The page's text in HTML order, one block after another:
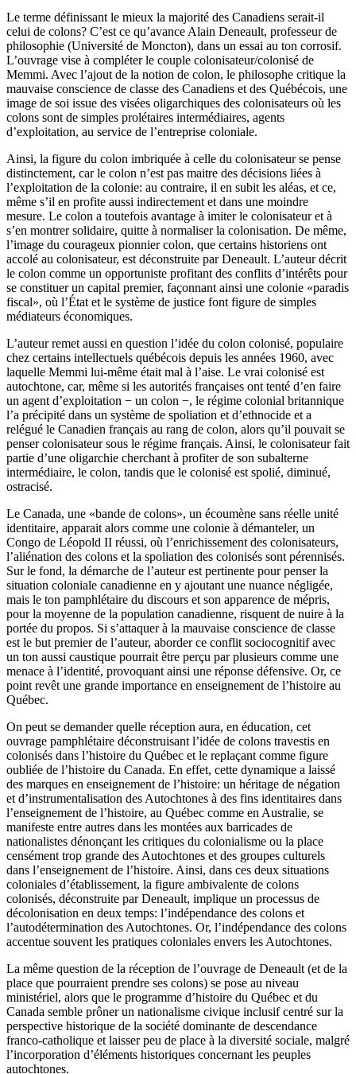
Le terme définissant le mieux la majorité des Canadiens serait-il
celui de colons? C’est ce qu’avance Alain Deneault, professeur de
philosophie (Université de Moncton), dans un essai au ton corrosif.
L’ouvrage vise à compléter le couple colonisateur/colonisé de
Memmi. Avec l’ajout de la notion de colon, le philosophe critique la
mauvaise conscience de classe des Canadiens et des Québécois, une
image de soi issue des visées oligarchiques des colonisateurs où les
colons sont de simples prolétaires intermédiaires, agents
d’exploitation, au service de l’entreprise coloniale.
Ainsi, la figure du colon imbriquée à celle du colonisateur se pense
distinctement, car le colon n’est pas maitre des décisions liées à
l’exploitation de la colonie: au contraire, il en subit les aléas, et ce,
même s’il en profite aussi indirectement et dans une moindre
mesure. Le colon a toutefois avantage à imiter le colonisateur et à
s’en montrer solidaire, quitte à normaliser la colonisation. De même,
l’image du courageux pionnier colon, que certains historiens ont
accolé au colonisateur, est déconstruite par Deneault. L’auteur décrit
le colon comme un opportuniste profitant des conflits d’intérêts pour
se constituer un capital premier, façonnant ainsi une colonie «paradis
fiscal», où l’État et le système de justice font figure de simples
médiateurs économiques.
L’auteur remet aussi en question l’idée du colon colonisé, populaire
chez certains intellectuels québécois depuis les années 1960, avec
laquelle Memmi lui-même était mal à l’aise. Le vrai colonisé est
autochtone, car, même si les autorités françaises ont tenté d’en faire
un agent d’exploitation − un colon −, le régime colonial britannique
l’a précipité dans un système de spoliation et d’ethnocide et a
relégué le Canadien français au rang de colon, alors qu’il pouvait se
penser colonisateur sous le régime français. Ainsi, le colonisateur fait
partie d’une oligarchie cherchant à profiter de son subalterne
intermédiaire, le colon, tandis que le colonisé est spolié, diminué,
ostracisé.
Le Canada, une «bande de colons», un écoumène sans réelle unité
identitaire, apparait alors comme une colonie à démanteler, un
Congo de Léopold II réussi, où l’enrichissement des colonisateurs,
l’aliénation des colons et la spoliation des colonisés sont pérennisés.
Sur le fond, la démarche de l’auteur est pertinente pour penser la
situation coloniale canadienne en y ajoutant une nuance négligée,
mais le ton pamphlétaire du discours et son apparence de mépris,
pour la moyenne de la population canadienne, risquent de nuire à la
portée du propos. Si s’attaquer à la mauvaise conscience de classe
est le but premier de l’auteur, aborder ce conflit sociocognitif avec
un ton aussi caustique pourrait être perçu par plusieurs comme une
menace à l’identité, provoquant ainsi une réponse défensive. Or, ce
point revêt une grande importance en enseignement de l’histoire au
Québec.
On peut se demander quelle réception aura, en éducation, cet
ouvrage pamphlétaire déconstruisant l’idée de colons travestis en
colonisés dans l’histoire du Québec et le replaçant comme figure
oubliée de l’histoire du Canada. En effet, cette dynamique a laissé
des marques en enseignement de l’histoire: un héritage de négation
et d’instrumentalisation des Autochtones à des fins identitaires dans
l’enseignement de l’histoire, au Québec comme en Australie, se
manifeste entre autres dans les montées aux barricades de
nationalistes dénonçant les critiques du colonialisme ou la place
censément trop grande des Autochtones et des groupes culturels
dans l’enseignement de l’histoire. Ainsi, dans ces deux situations
coloniales d’établissement, la figure ambivalente de colons
colonisés, déconstruite par Deneault, implique un processus de
décolonisation en deux temps: l’indépendance des colons et
l’autodétermination des Autochtones. Or, l’indépendance des colons
accentue souvent les pratiques coloniales envers les Autochtones.
La même question de la réception de l’ouvrage de Deneault (et de la
place que pourraient prendre ses colons) se pose au niveau
ministériel, alors que le programme d’histoire du Québec et du
Canada semble prôner un nationalisme civique inclusif centré sur la
perspective historique de la société dominante de descendance
franco-catholique et laisser peu de place à la diversité sociale, malgré
l’incorporation d’éléments historiques concernant les peuples
autochtones.